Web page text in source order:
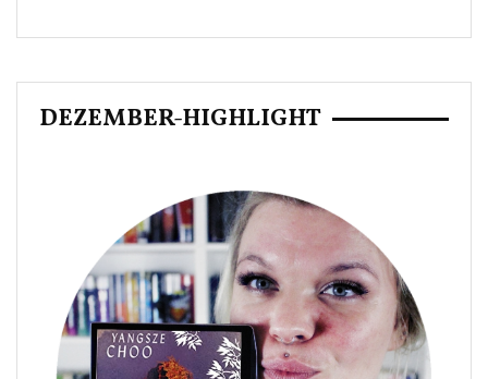
DEZEMBER-HIGHLIGHT